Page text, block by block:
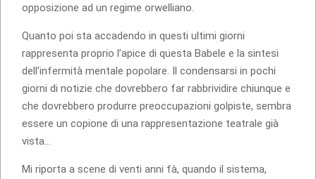
opposizione ad un regime orwelliano.
Quanto poi sta accadendo in questi ultimi giorni
rappresenta proprio l’apice di questa Babele e la sintesi
dell’infermità mentale popolare. Il condensarsi in pochi
giorni di notizie che dovrebbero far rabbrividire chiunque e
che dovrebbero produrre preoccupazioni golpiste, sembra
essere un copione di una rappresentazione teatrale già
vista…
Mi riporta a scene di venti anni fà, quando il sistema,